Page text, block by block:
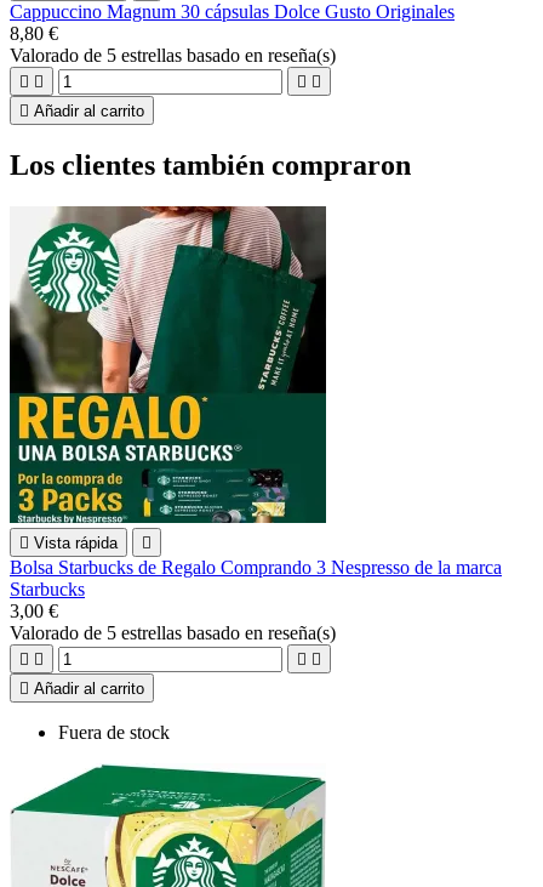
Cappuccino Magnum 30 cápsulas Dolce Gusto Originales
8,80 €
Valorado de 5 estrellas basado en reseña(s)
   
 Añadir al carrito
Los clientes también compraron
 Vista rápida 
Bolsa Starbucks de Regalo Comprando 3 Nespresso de la marca
Starbucks
3,00 €
Valorado de 5 estrellas basado en reseña(s)
   
 Añadir al carrito
Fuera de stock